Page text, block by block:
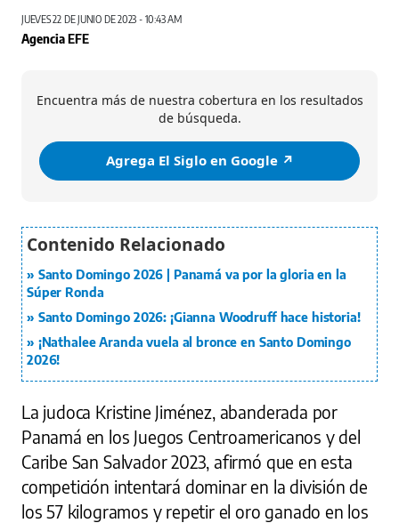
JUEVES 22 DE JUNIO DE 2023 - 10:43 AM
Agencia EFE
Encuentra más de nuestra cobertura en los resultados
de búsqueda.
Agrega El Siglo en Google ↗️
Santo Domingo 2026 | Panamá va por la gloria en la
Súper Ronda
Santo Domingo 2026: ¡Gianna Woodruff hace historia!
¡Nathalee Aranda vuela al bronce en Santo Domingo
2026!
La judoca Kristine Jiménez, abanderada por
Panamá en los Juegos Centroamericanos y del
Caribe San Salvador 2023, afirmó que en esta
competición intentará dominar en la división de
los 57 kilogramos y repetir el oro ganado en los